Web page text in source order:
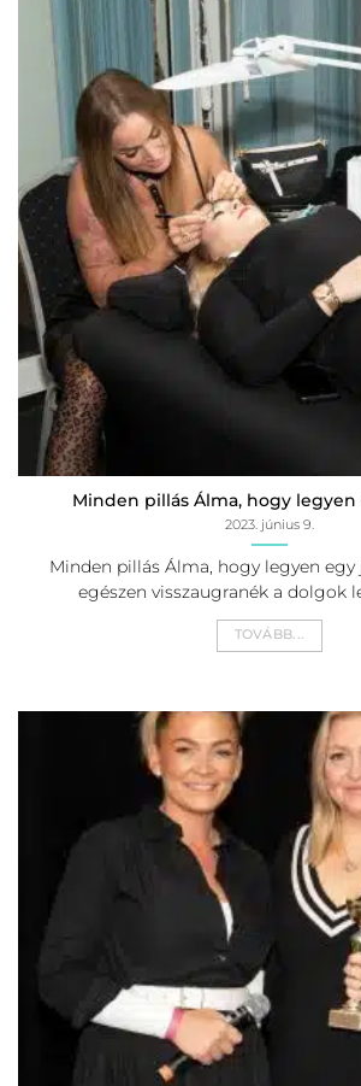
Minden pillás Álma, hogy legyen
2023. június 9.
Minden pillás Álma, hogy legyen egy
egészen visszaugranék a dolgok
TOVÁBB...